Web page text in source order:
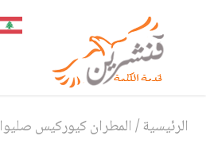
الرئيسية/المطران كيوركيس صليوا